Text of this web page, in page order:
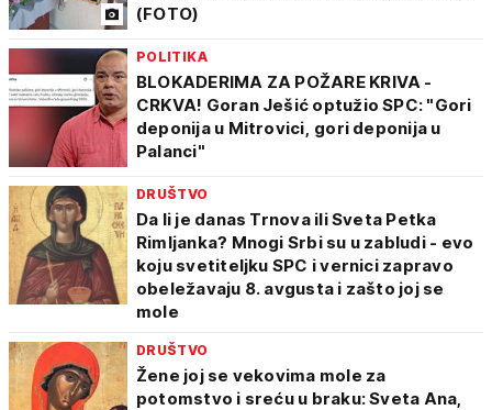
(FOTO)
POLITIKA
BLOKADERIMA ZA POŽARE KRIVA -
CRKVA! Goran Ješić optužio SPC: "Gori
deponija u Mitrovici, gori deponija u
Palanci"
DRUŠTVO
Da li je danas Trnova ili Sveta Petka
Rimljanka? Mnogi Srbi su u zabludi - evo
koju svetiteljku SPC i vernici zapravo
obeležavaju 8. avgusta i zašto joj se
mole
DRUŠTVO
Žene joj se vekovima mole za
potomstvo i sreću u braku: Sveta Ana,